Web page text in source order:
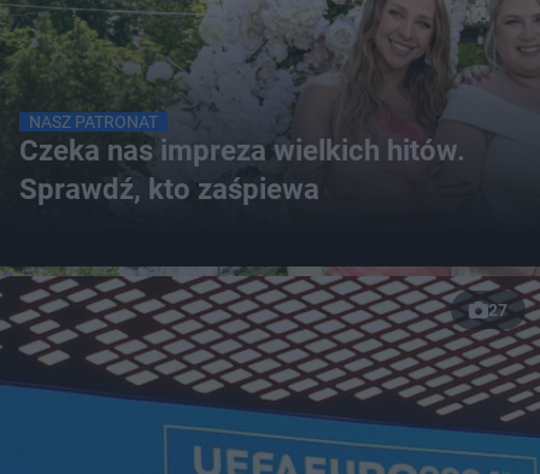
NASZ PATRONAT
Czeka nas impreza wielkich hitów.
Sprawdź, kto zaśpiewa
27